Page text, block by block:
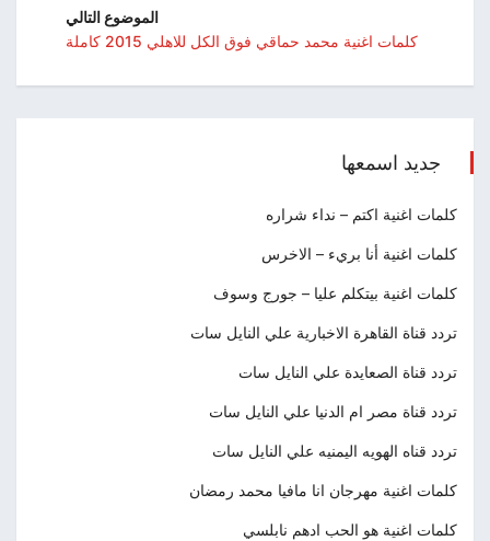
الموضوع التالي
كلمات اغنية محمد حماقي فوق الكل للاهلي 2015 كاملة
جديد اسمعها
كلمات اغنية اكتم – نداء شراره
كلمات اغنية أنا بريء – الاخرس
كلمات اغنية بيتكلم عليا – جورج وسوف
تردد قناة القاهرة الاخبارية علي النايل سات
تردد قناة الصعايدة علي النايل سات
تردد قناة مصر ام الدنيا علي النايل سات
تردد قناه الهويه اليمنيه علي النايل سات
كلمات اغنية مهرجان انا مافيا محمد رمضان
كلمات اغنية هو الحب ادهم نابلسي